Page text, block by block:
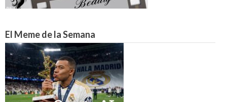
El Meme de la Semana